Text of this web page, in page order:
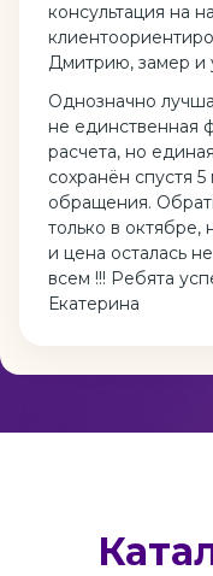
консультация на
Дмитрию, замер и
Однозначно
не единственная
расчета, но
сохранён спустя
обращения.
только в октябре,
и цена осталась
всем !!! Ребята
Екатерина